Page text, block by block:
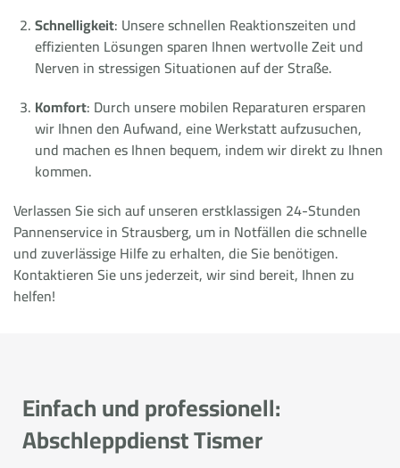
Schnelligkeit: Unsere schnellen Reaktionszeiten und
effizienten Lösungen sparen Ihnen wertvolle Zeit und
Nerven in stressigen Situationen auf der Straße.
Komfort: Durch unsere mobilen Reparaturen ersparen
wir Ihnen den Aufwand, eine Werkstatt aufzusuchen,
und machen es Ihnen bequem, indem wir direkt zu Ihnen
kommen.
Verlassen Sie sich auf unseren erstklassigen 24-Stunden
Pannenservice in Strausberg, um in Notfällen die schnelle
und zuverlässige Hilfe zu erhalten, die Sie benötigen.
Kontaktieren Sie uns jederzeit, wir sind bereit, Ihnen zu
helfen!
Einfach und professionell:
Abschleppdienst Tismer